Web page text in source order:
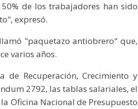
de los trabajadores han sido
expresó.
"paquetazo antiobrero" que,
varios años.
de Recuperación, Crecimiento y
2792, las tablas salariales, el
Oficina Nacional de Presupuesto